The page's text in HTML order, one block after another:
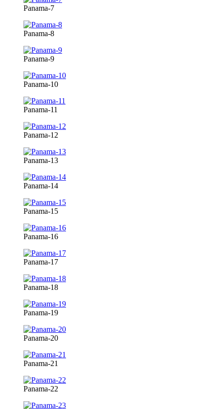
Panama-7
Panama-8
Panama-9
Panama-10
Panama-11
Panama-12
Panama-13
Panama-14
Panama-15
Panama-16
Panama-17
Panama-18
Panama-19
Panama-20
Panama-21
Panama-22